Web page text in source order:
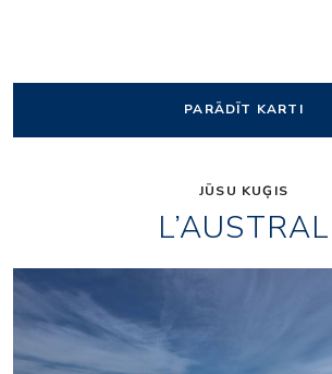
PARĀDĪT KARTI
JŪSU KUĢIS
L’AUSTRAL